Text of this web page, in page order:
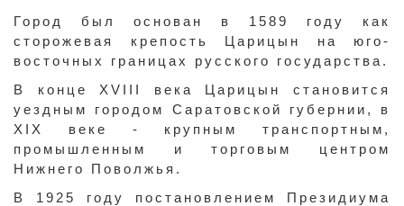
Город был основан в 1589 году как
сторожевая крепость Царицын на юго-
восточных границах русского государства.
В конце XVIII века Царицын становится
уездным городом Саратовской губернии, в
XIX веке - крупным транспортным,
промышленным и торговым центром
Нижнего Поволжья.
В 1925 году постановлением Президиума